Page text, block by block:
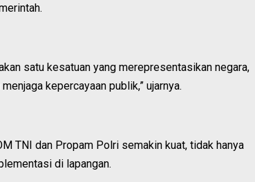
satu kesatuan yang merepresentasikan negara,
kepercayaan publik,” ujarnya.
TNI dan Propam Polri semakin kuat, tidak hanya
di lapangan.